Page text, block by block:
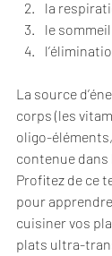
la
le sommeil
La source
corps (les
oligo-
contenue
Profitez de ce
pour
cuisiner vos
plats ultra-